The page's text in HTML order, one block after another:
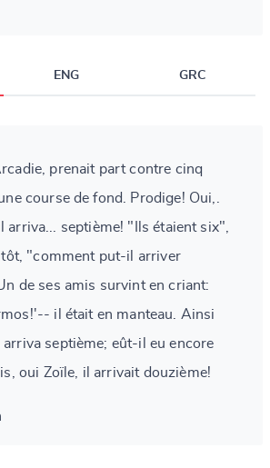
ENG GRC
prenait part contre cinq
course de fond. Prodige! Oui,.
arriva... septième! "Ils étaient six",
"comment put-il arriver
de ses amis survint en criant:
il était en manteau. Ainsi
septième; eût-il eu encore
oui Zoïle, il arrivait douzième!